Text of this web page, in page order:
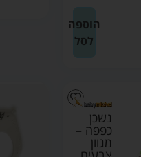
הוספה
לסל
נשכן
כפפה –
מגוון